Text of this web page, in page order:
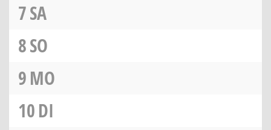
7SA
8SO
9MO
10DI